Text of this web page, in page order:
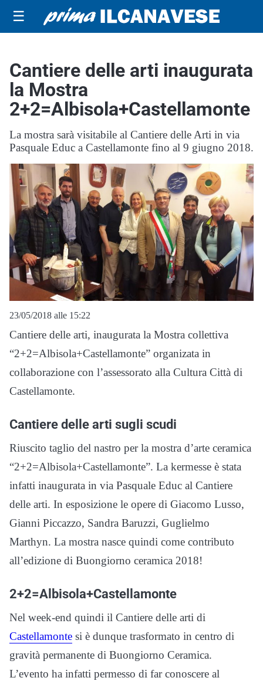
☰
Cantiere delle arti inaugurata
la Mostra
2+2=Albisola+Castellamonte
La mostra sarà visitabile al Cantiere delle Arti in via
Pasquale Educ a Castellamonte fino al 9 giugno 2018.
23/05/2018 alle 15:22
Cantiere delle arti, inaugurata la Mostra collettiva
“2+2=Albisola+Castellamonte” organizata in
collaborazione con l’assessorato alla Cultura Città di
Castellamonte.
Cantiere delle arti sugli scudi
Riuscito taglio del nastro per la mostra d’arte ceramica
“2+2=Albisola+Castellamonte”. La kermesse è stata
infatti inaugurata in via Pasquale Educ al Cantiere
delle arti. In esposizione le opere di Giacomo Lusso,
Gianni Piccazzo, Sandra Baruzzi, Guglielmo
Marthyn. La mostra nasce quindi come contributo
all’edizione di Buongiorno ceramica 2018!
2+2=Albisola+Castellamonte
Nel week-end quindi il Cantiere delle arti di
Castellamonte si è dunque trasformato in centro di
gravità permanente di Buongiorno Ceramica.
L’evento ha infatti permesso di far conoscere al